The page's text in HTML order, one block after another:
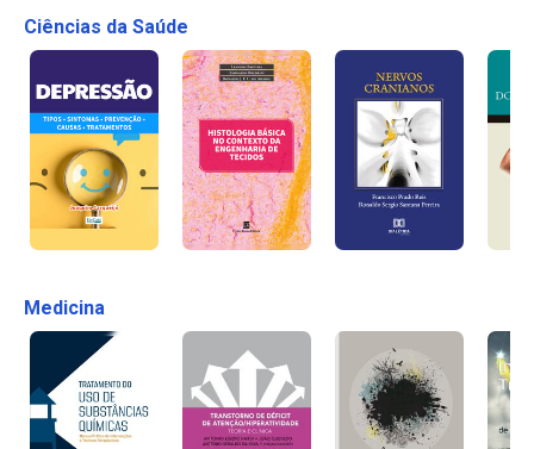
Ciências da Saúde
Medicina